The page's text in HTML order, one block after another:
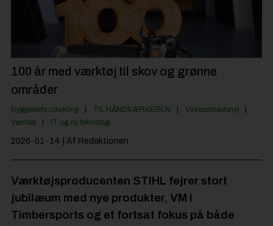
Til Håndværkeren
100 år med værktøj til skov og grønne
områder
Byggeriets udvikling TIL HÅNDVÆRKEREN
Virksomhedsnyt
Værktøj
IT og ny teknologi
2026-01-14 | Af Redaktionen
Værktøjsproducenten STIHL fejrer stort
jubilæum med nye produkter, VM i
Timbersports og et fortsat fokus på både